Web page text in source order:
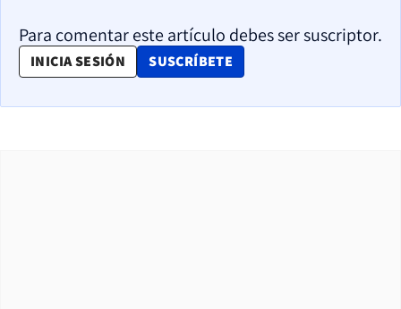
Para comentar este artículo debes ser suscriptor.
INICIA SESIÓN SUSCRÍBETE
OPENS IN NEW WINDOW